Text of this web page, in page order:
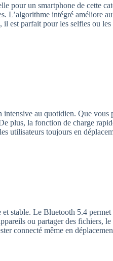
pour un smartphone de cette
L’algorithme intégré améliore
est parfait pour les selfies ou
au quotidien. Que vous
plus, la fonction de charge
utilisateurs toujours en
stable. Le Bluetooth 5.4
ou partager des fichiers,
connecté même en